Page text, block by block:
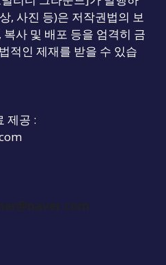
, 사진 등)은 저작권법의 보
사 및 배포 등을 엄격히 금
적인 제재를 받을 수 있습
제공 :